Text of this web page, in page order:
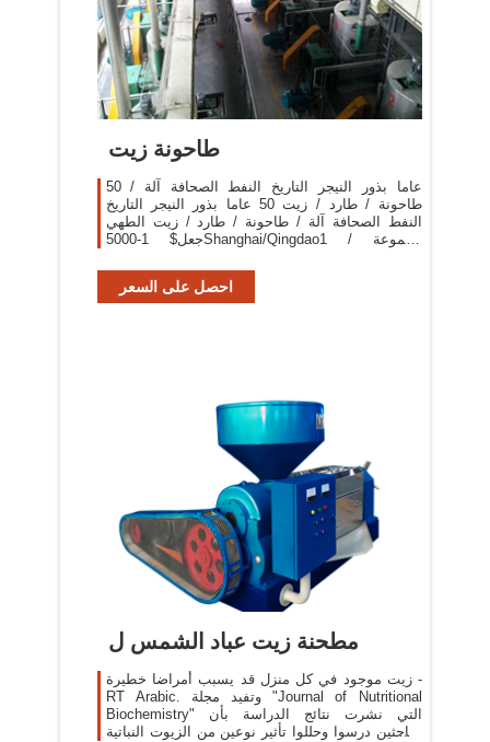
طاحونة زيت
50 عاما بذور النيجر التاريخ النفط الصحافة آلة /
طاحونة / طارد / زيت 50 عاما بذور النيجر التاريخ
النفط الصحافة آلة / طاحونة / طارد / زيت الطهي
جعل$ 1-5000Shanghai/Qingdao1 مجموعة /
احصل على السعر
مطحنة زيت عباد الشمس ل
زيت موجود في كل منزل قد يسبب أمراضا خطيرة -
RT Arabic. وتفيد مجلة "Journal of Nutritional
Biochemistry" التي نشرت نتائج الدراسة بأن
الباحثين درسوا وحللوا تأثير نوعين من الزيوت النباتية